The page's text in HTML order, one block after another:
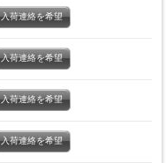
入荷連絡を希望
入荷連絡を希望
入荷連絡を希望
入荷連絡を希望